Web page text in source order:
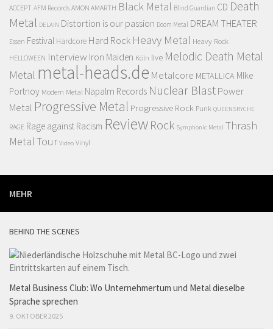
ACCEPT AFM Records AMON AMARTH Black Metal Blind Guardian CD Death
Metal DELAIN Distortion is our passion Doom Metal DREAM THEATER
Essen Festival Hardcore Hard Rock Heavy Metal Heavy Rock
HELLOWEEN Interview Iron Maiden Köln live Melodic Death Metal
Metal metal-heads.de Metalcore METALLICA MIke
Portnoy Modern Metal Napalm Records Nuclear Blast Power
Metal Progressive Metal Progressive Rock Punk QUEENSRYCHE
RAGE Rage against Racism Review Rock Symphonic Metal Thrash
MetalTour Video Vinyl
MEHR
BEHIND THE SCENES
Metal Business Club: Wo Unternehmertum und Metal dieselbe
Sprache sprechen
9. OKTOBER 2025